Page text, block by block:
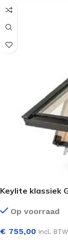
Keylite klassiek
Op voorraad
€ 755,00 Incl. BTW